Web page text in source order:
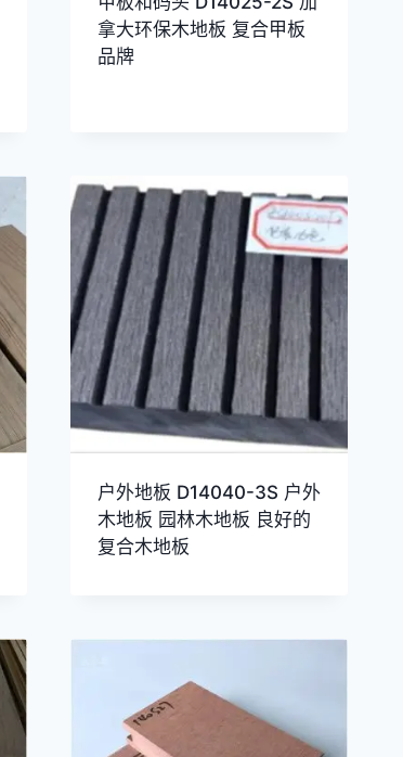
拿大环保木地板 复合甲板
品牌
户外地板 D14040-3S 户外
木地板 园林木地板 良好的
复合木地板